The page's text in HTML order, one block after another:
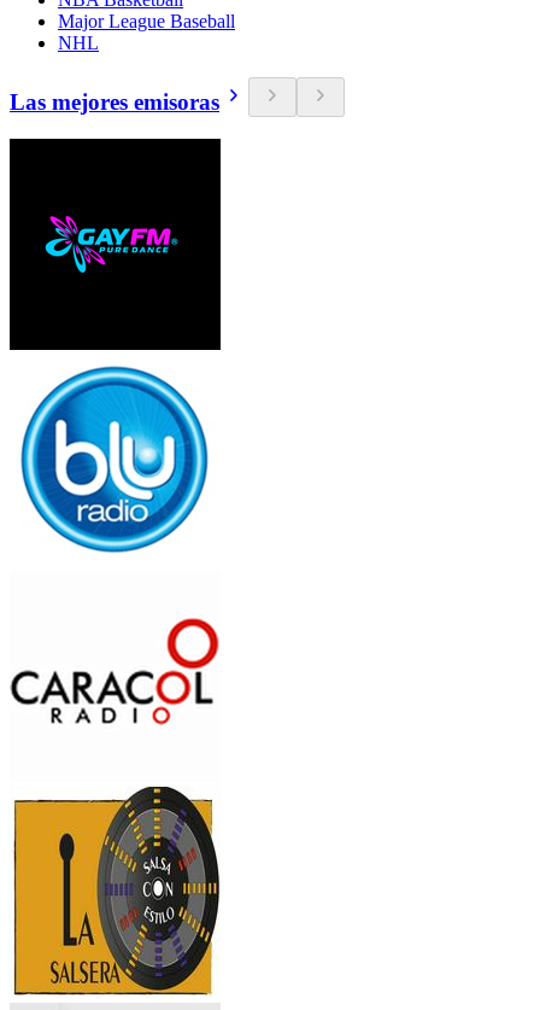
Major League Baseball
NHL
Las mejores emisoras